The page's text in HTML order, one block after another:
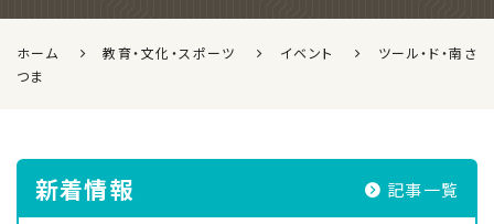
ホーム 教育・文化・スポーツ イベント
ツール・ド・南さ
つま
新着情報 記事一覧